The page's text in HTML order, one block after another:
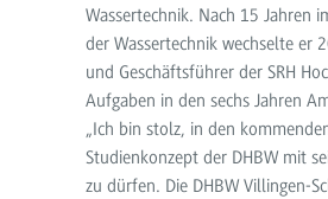
Wassertechnik. Nach 15 Jahren
der Wassertechnik wechselte er
und Geschäftsführer der SRH
Aufgaben in den sechs Jahren
„Ich bin stolz, in den
Studienkonzept der DHBW mit
zu dürfen. Die DHBW Villingen-